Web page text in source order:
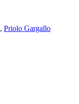
, Priolo Gargallo